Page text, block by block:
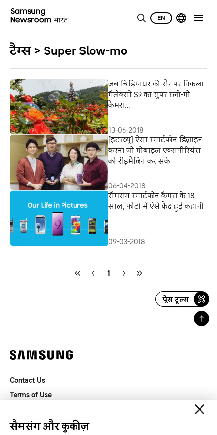
EN
टैग्स > Super Slow-mo
जब चिड़ियाघर की सैर पर निकला
गैलेक्सी S9 का सुपर स्लो-मो
कैमरा…
13-06-2018
[इंटरव्यू] ऐसा स्मार्टफोन डिज़ाइन
करना जो मोबाइल एक्सपीरियंस
को रीइमैजिन कर सके
06-04-2018
सैमसंग स्मार्टफोन कैमरा के 18
साल, फोटो में ऐसे कैद हुई कहानी
09-03-2018
1
प्रेस टूल्स
Contact Us
Terms of Use
SAMSUNG.COM
सैमसंग और कुकीज़